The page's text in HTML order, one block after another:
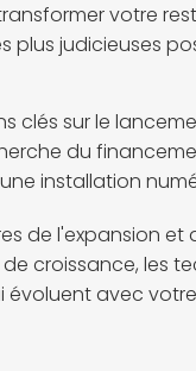
votre
plus judicieuses
clés sur le
du
installation
de l'expansion
croissance, les
avec